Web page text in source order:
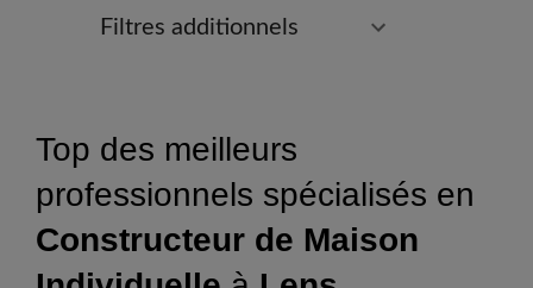
Filtres additionnels
Top des meilleurs
professionnels spécialisés en
Constructeur de Maison